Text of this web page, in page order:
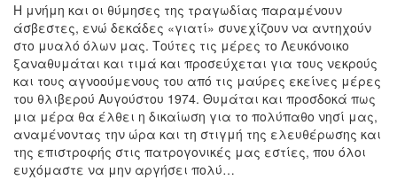
Η μνήμη και οι θύμησες της τραγωδίας παραμένουν
άσβεστες, ενώ δεκάδες «γιατί» συνεχίζουν να αντηχούν
στο μυαλό όλων μας. Τούτες τις μέρες το Λευκόνοικο
ξαναθυμάται και τιμά και προσεύχεται για τους νεκρούς
και τους αγνοούμενους του από τις μαύρες εκείνες μέρες
του θλιβερού Αυγούστου 1974. Θυμάται και προσδοκά πως
μια μέρα θα έλθει η δικαίωση για το πολύπαθο νησί μας,
αναμένοντας την ώρα και τη στιγμή της ελευθέρωσης και
της επιστροφής στις πατρογονικές μας εστίες, που όλοι
ευχόμαστε να μην αργήσει πολύ…